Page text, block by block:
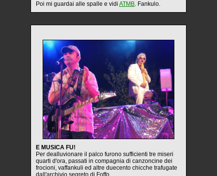
Poi mi guardai alle spalle e vidi ATMB. Fankulo.
E MUSICA FU!
Per dealluvionare il palco furono sufficienti tre miseri
quarti d'ora, passati in compagnia di canzoncine dei
frocioni, vaffankuli ed altre duecento chicche trafugate
dall'archivio segreto di Foffo.